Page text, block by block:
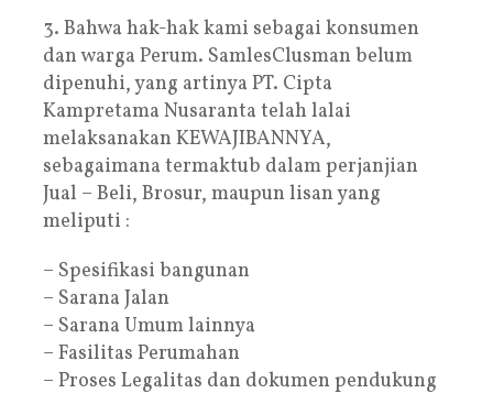
3. Bahwa hak-hak kami sebagai konsumen
dan warga Perum. SamlesClusman belum
dipenuhi, yang artinya PT. Cipta
Kampretama Nusaranta telah lalai
melaksanakan KEWAJIBANNYA,
sebagaimana termaktub dalam perjanjian
Jual – Beli, Brosur, maupun lisan yang
meliputi :
– Spesifikasi bangunan
– Sarana Jalan
– Sarana Umum lainnya
– Fasilitas Perumahan
– Proses Legalitas dan dokumen pendukung